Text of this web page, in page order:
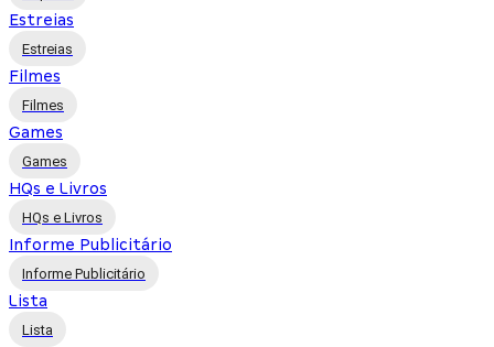
Estreias
Estreias
Filmes
Filmes
Games
Games
HQs e Livros
HQs e Livros
Informe Publicitário
Informe Publicitário
Lista
Lista